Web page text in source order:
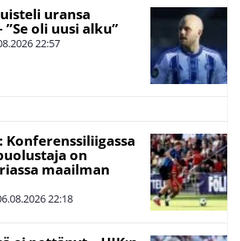
uransa
oli uusi alku”
22:57
Konferenssiliigassa
on
maailman
22:18